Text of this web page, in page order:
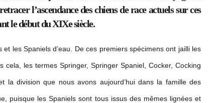
l’ascendance des chiens de race actuels sur ces
le début du XIXe siècle.
les Spaniels d’eau. De ces premiers spécimens ont jailli les
les termes Springer, Springer Spaniel, Cocker, Cocking
la division que nous avons aujourd’hui dans la famille des
puisque les Spaniels sont tous issus des mêmes lignées et